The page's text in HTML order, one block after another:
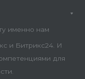
именно нам
и Битрикс24. И
для